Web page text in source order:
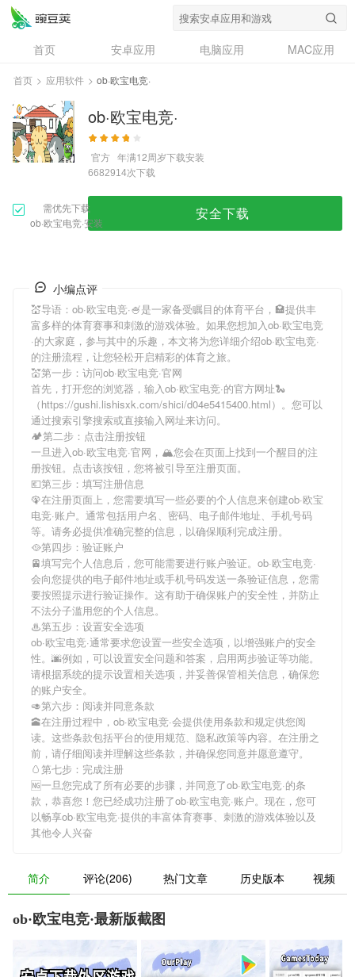
首页 安卓应用 电脑应用
MAC应用
资讯
专题
问答
首页 > 应用软件 > ob·欧宝电竞·
ob·欧宝电竞·
官方 年满12周岁下载安装
6682914次下载
需优先下载
ob·欧宝电竞·安装
安全下载
小编点评
💒导语： ob·欧宝电竞·🍧是一家备受瞩目的体育平台，🏩提供丰
富多样的体育赛事和刺激的游戏体验。如果您想加入ob·欧宝电竞
·的大家庭，参与其中的乐趣，本文将为您详细介绍ob·欧宝电竞·
的注册流程，让您轻松开启精彩的体育之旅。
💒第一步：访问ob·欧宝电竞·官网
首先，打开您的浏览器，输入ob·欧宝电竞·的官方网址🐍
（https://gushi.lishisxk.com/shici/d04e5415400.html）。您可以
通过搜索引擎搜索或直接输入网址来访问。
🏕第二步：点击注册按钮
一旦进入ob·欧宝电竞·官网，🏔您会在页面上找到一个醒目的注
册按钮。点击该按钮，您将被引导至注册页面。
💶第三步：填写注册信息
🦚在注册页面上，您需要填写一些必要的个人信息来创建ob·欧宝
电竞·账户。通常包括用户名、密码、电子邮件地址、手机号码
等。请务必提供准确完整的信息，以确保顺利完成注册。
🥘第四步：验证账户
🚈填写完个人信息后，您可能需要进行账户验证。 ob·欧宝电竞·
会向您提供的电子邮件地址或手机号码发送一条验证信息，您需
要按照提示进行验证操作。这有助于确保账户的安全性，并防止
不法分子滥用您的个人信息。
♨第五步：设置安全选项
ob·欧宝电竞·通常要求您设置一些安全选项，以增强账户的安全
性。🌆例如，可以设置安全问题和答案，启用两步验证等功能。
请根据系统的提示设置相关选项，并妥善保管相关信息，确保您
的账户安全。
🥑第六步：阅读并同意条款
🕋在注册过程中， ob·欧宝电竞·会提供使用条款和规定供您阅
读。这些条款包括平台的使用规范、隐私政策等内容。在注册之
前，请仔细阅读并理解这些条款，并确保您同意并愿意遵守。
🥚第七步：完成注册
🆖一旦您完成了所有必要的步骤，并同意了ob·欧宝电竞·的条
款，恭喜您！您已经成功注册了ob·欧宝电竞·账户。现在，您可
以畅享ob·欧宝电竞·提供的丰富体育赛事、刺激的游戏体验以及
其他令人兴奋
简介 评论(206) 热门文章 历史版本 视频
ob·欧宝电竞·最新版截图